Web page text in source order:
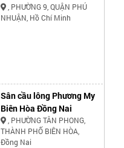
, PHƯỜNG 9, QUẬN PHÚ
NHUẬN, Hồ Chí Minh
Sân cầu lông Phương My
Biên Hòa Đồng Nai
, PHƯỜNG TÂN PHONG,
THÀNH PHỐ BIÊN HÒA,
Đồng Nai